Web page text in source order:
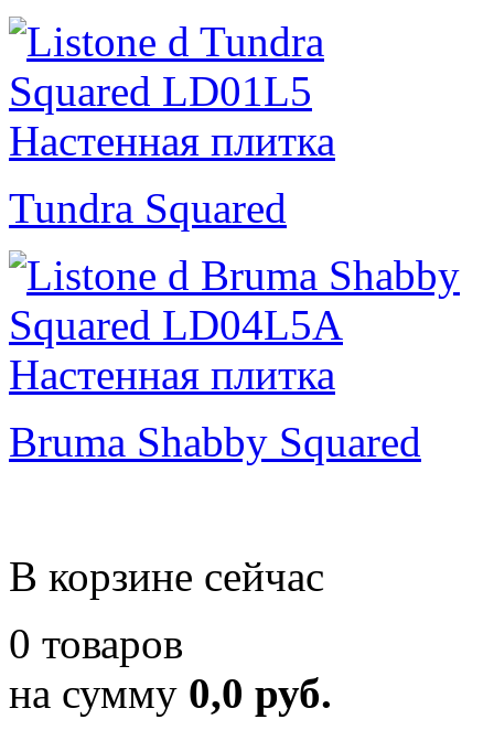
Tundra Squared
Bruma Shabby Squared
В корзине сейчас
0 товаров
на сумму 0,0 руб.